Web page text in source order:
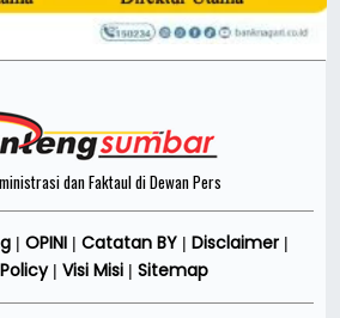
dan Faktaul di Dewan Pers
| OPINI Catatan BY| Disclaimer|
| Visi Misi Sitemap